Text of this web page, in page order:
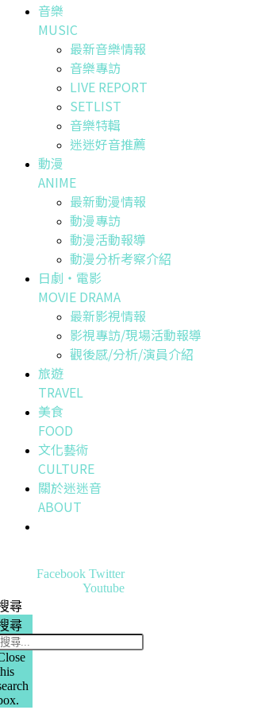
音樂
MUSIC
最新音樂情報
音樂專訪
LIVE REPORT
SETLIST
音樂特輯
迷迷好音推薦
動漫
ANIME
最新動漫情報
動漫專訪
動漫活動報導
動漫分析考察介紹
日劇・電影
MOVIE DRAMA
最新影視情報
影視專訪/現場活動報導
觀後感/分析/演員介紹
旅遊
TRAVEL
美食
FOOD
文化藝術
CULTURE
關於迷迷音
ABOUT
Facebook Twitter
Youtube
尋
尋